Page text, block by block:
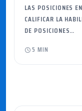
LAS POSICIONES
CALIFICAR LA
DE POSICIONES…
5 MIN